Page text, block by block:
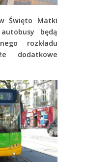
Święto Matki
będą
rozkładu
dodatkowe